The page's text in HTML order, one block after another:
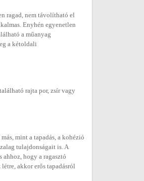
ragad, nem távolítható el
Enyhén egyenetlen
a műanyag
a kétoldali
rajta por, zsír vagy
mint a tapadás, a kohézió
tulajdonságait is. A
hogy a ragasztó
akkor erős tapadásról